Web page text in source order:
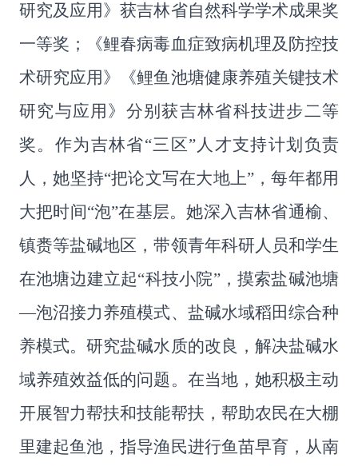
研究及应用》获吉林省自然科学学术成果奖
一等奖；《鲤春病毒血症致病机理及防控技
术研究应用》《鲤鱼池塘健康养殖关键技术
研究与应用》分别获吉林省科技进步二等
奖。 作为吉林省“三区 ”人才支持计划负责
人，她坚持“把论文写在大地上”，每年都用
大把时间“泡”在基层。她深入吉林省通榆、
镇赉等盐碱地区，带领青年科研人员和学生
在池塘边建立起“科技小院”，摸索盐碱池塘
—泡沼接力养殖模式、盐碱水域稻田综合种
养模式。研究盐碱水质的改良，解决盐碱水
域养殖效益低的问题。在当地，她积极主动
开展智力帮扶和技能帮扶，帮助农民在大棚
里建起鱼池，指导渔民进行鱼苗早育，从南